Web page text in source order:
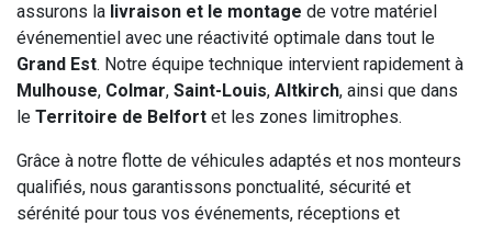
assurons la livraison et le montage de votre matériel
événementiel avec une réactivité optimale dans tout le
Grand Est. Notre équipe technique intervient rapidement à
Mulhouse, Colmar, Saint-Louis, Altkirch, ainsi que dans
le Territoire de Belfort et les zones limitrophes.
Grâce à notre flotte de véhicules adaptés et nos monteurs
qualifiés, nous garantissons ponctualité, sécurité et
sérénité pour tous vos événements, réceptions et